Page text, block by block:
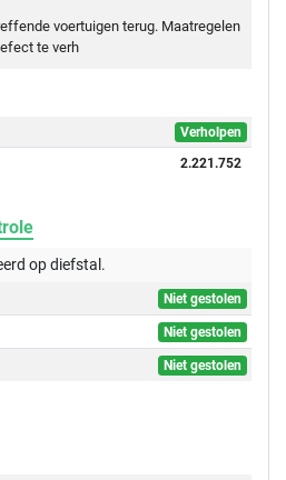
voertuigen terug. Maatregelen
te verh
Verholpen
2.221.752
opdiefstal.
Niet gestolen
Niet gestolen
Niet gestolen